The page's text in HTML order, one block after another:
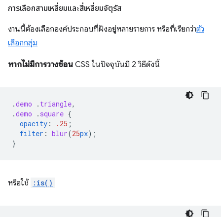
การเลือกสามเหลี่ยมและสี่เหลี่ยมจัตุรัส
งานนี้ต้องเลือกองค์ประกอบที่ฝังอยู่หลายรายการ หรือที่เรียกว่าตัว
เลือกกลุ่ม
หากไม่มีการวางซ้อน CSS ในปัจจุบันมี 2 วิธีดังนี้
.demo . triangle,
.demo . square {
opacity : .25 ;
filter : blur(25px);
}
หรือใช้ :is()